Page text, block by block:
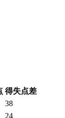
得失点差
38
24